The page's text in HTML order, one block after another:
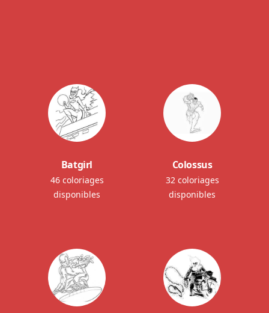
Batgirl
46 coloriages
disponibles
Colossus
32 coloriages
disponibles